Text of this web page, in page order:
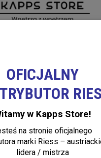
OFICJALNY
w Kapps Store!
na stronie oficjalnego
marki Riess –
lidera / mistrza